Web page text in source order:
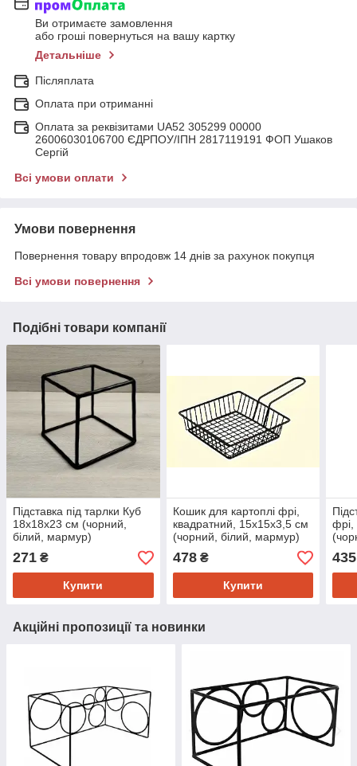
Ви отримаєте замовлення
або гроші повернуться на вашу картку
Детальніше
Післяплата
Оплата при отриманні
Оплата за реквізитами UA52 305299 00000
26006030106700 ЄДРПОУ/ІПН 2817119191 ФОП Ушаков
Сергій
Всі умови оплати
Умови повернення
Повернення товару впродовж 14 днів за рахунок покупця
Всі умови повернення
Подібні товари компанії
Підставка під тарлки Куб
18х18х23 см (чорний,
білий, мармур)
271 ₴
Купити
Кошик для картоплі фрі,
квадратний, 15х15х3,5 см
(чорний, білий, мармур)
478₴
Купити
фрі,
435
Акційні пропозиції та новинки